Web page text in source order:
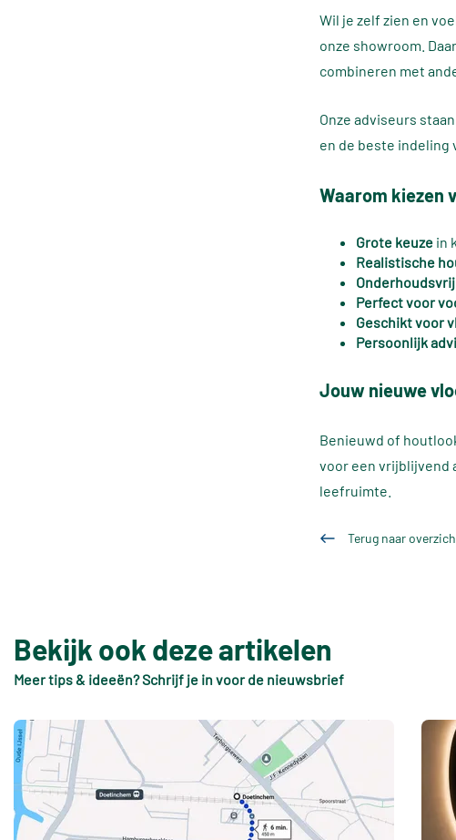
Wil je zelf zien en
onze showroom.
combineren met
Onze adviseurs
en de beste indeling
Waarom kiezen
Grote keuze in
Realistische
Perfect voor
Geschikt voor
Persoonlijk
Jouw nieuwe
Benieuwd of
voor een vrijblijvend
leefruimte.
Terug naar
Bekijk ook deze artikelen
Meer tips & ideeën? Schrijf je in voor de nieuwsbrief